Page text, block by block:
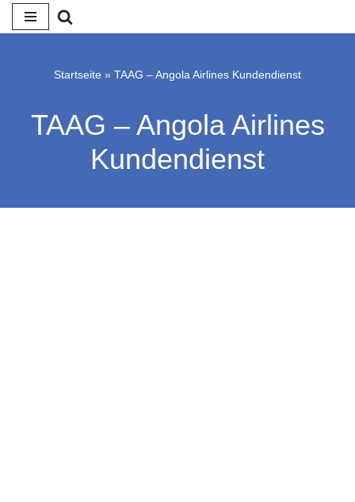
springenStartseite » TAAG – Angola Airlines Kundendienst
TAAG – Angola Airlines
Kundendienst